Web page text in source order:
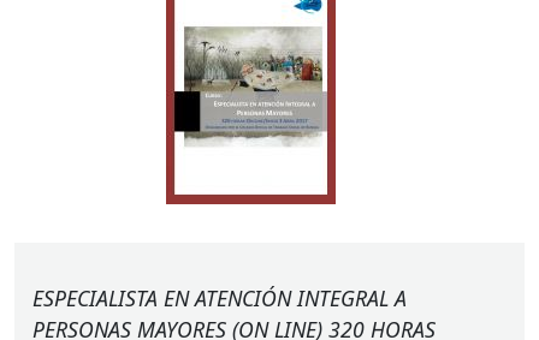
ESPECIALISTA ENATENCIÓN INTEGRALA
PERSONAS MAYORES (ONLINE) 320 HORAS